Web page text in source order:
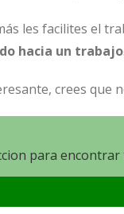
les facilites el
hacia un trabajo
crees que